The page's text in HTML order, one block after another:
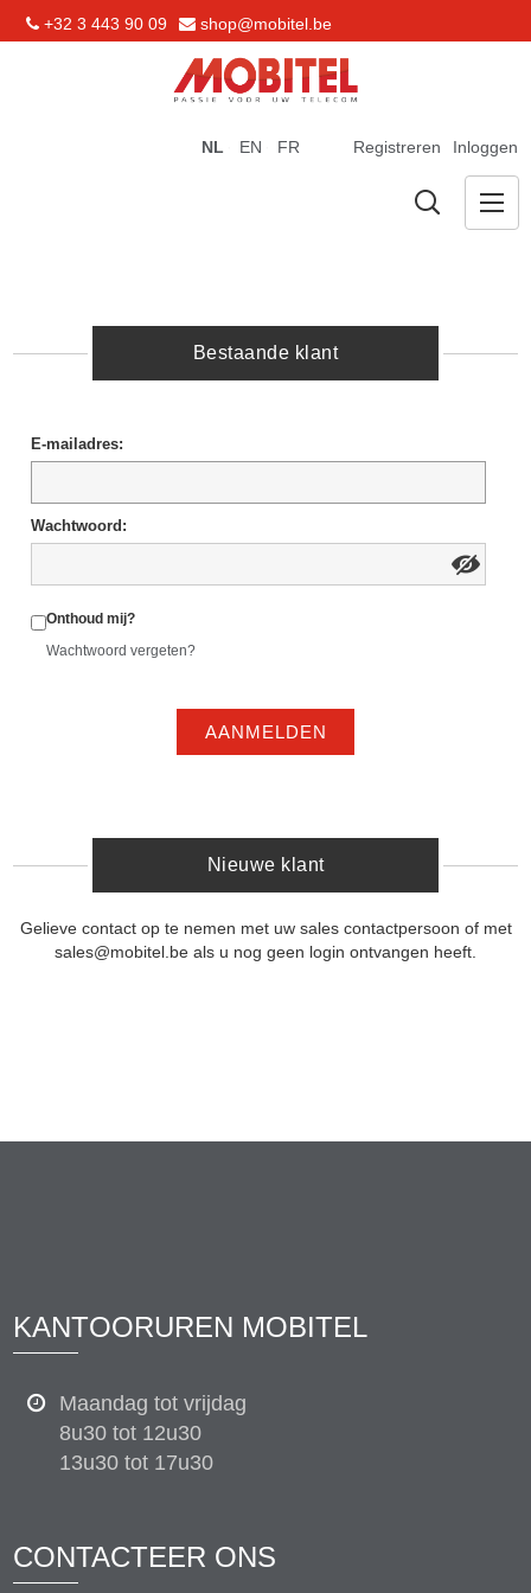
+32 3 443 90 09 shop@mobitel.be
Registreren Inloggen
NL EN FR
Bestaande klant
E-mailadres:
Wachtwoord:
Onthoud mij?
Wachtwoord vergeten?
AANMELDEN
Nieuwe klant
Gelieve contact op te nemen met uw sales contactpersoon of met
sales@mobitel.be als u nog geen login ontvangen heeft.
KANTOORUREN MOBITEL
Maandag tot vrijdag
8u30 tot 12u30
13u30 tot 17u30
CONTACTEER ONS